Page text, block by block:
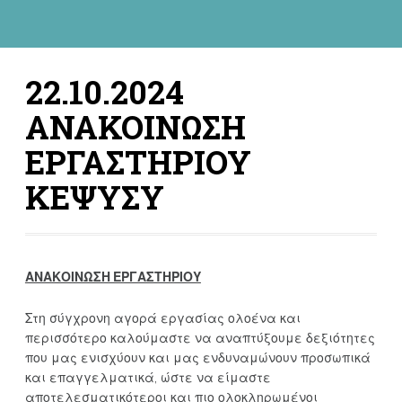
22.10.2024
ΑΝΑΚΟΙΝΩΣΗ
ΕΡΓΑΣΤΗΡΙΟΥ
ΚΕΨΥΣΥ
ΑΝΑΚΟΙΝΩΣΗ ΕΡΓΑΣΤΗΡΙΟΥ
Στη σύγχρονη αγορά εργασίας ολοένα και
περισσότερο καλούμαστε να αναπτύξουμε δεξιότητες
που μας ενισχύουν και μας ενδυναμώνουν προσωπικά
και επαγγελματικά, ώστε να είμαστε
αποτελεσματικότεροι και πιο ολοκληρωμένοι